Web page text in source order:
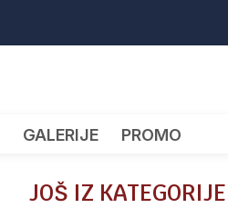
GALERIJE PROMO
JOŠ IZ